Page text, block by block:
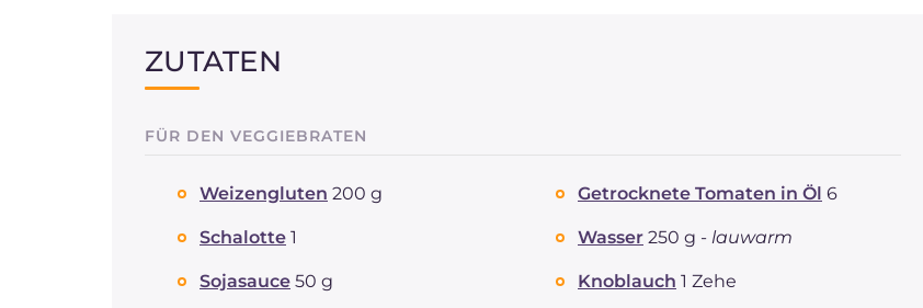
ZUTATEN
FÜR DEN VEGGIEBRATEN
Weizengluten 200 g Getrocknete Tomaten in Öl 6
Schalotte 1 Wasser 250 g - lauwarm
Sojasauce 50 g Knoblauch 1 Zehe